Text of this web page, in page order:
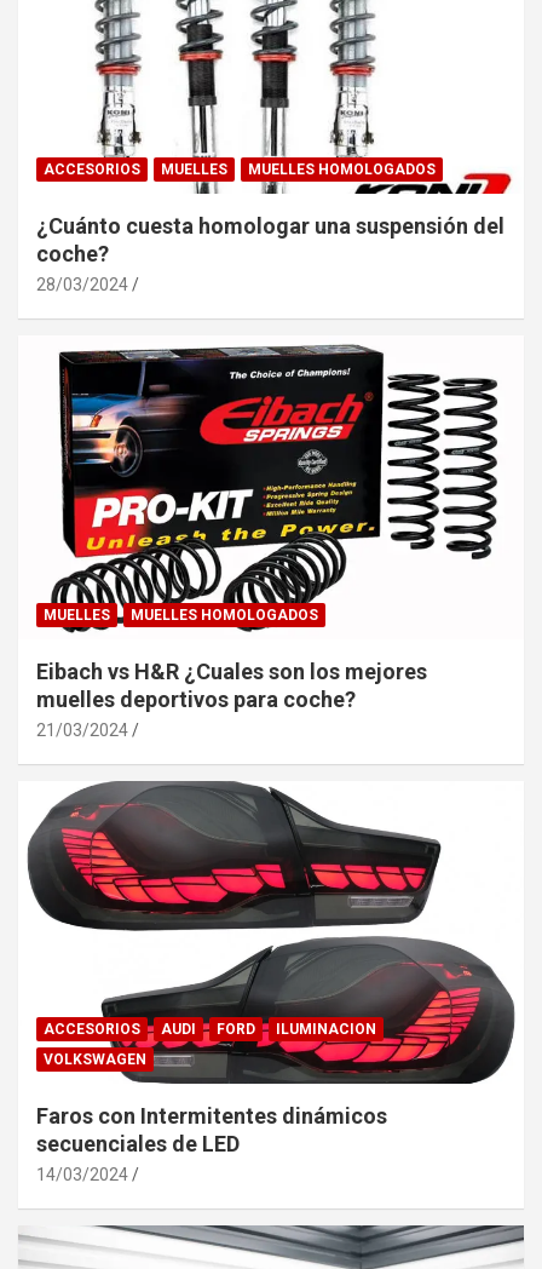
ACCESORIOS MUELLES MUELLES HOMOLOGADOS
¿Cuánto cuesta homologar una suspensión del
coche?
28/03/2024
MUELLES MUELLES HOMOLOGADOS
Eibach vs H&R ¿Cuales son los mejores
muelles deportivos para coche?
21/03/2024
ACCESORIOS AUDI FORD
ILUMINACION
VOLKSWAGEN
Faros con Intermitentes dinámicos
secuenciales de LED
14/03/2024